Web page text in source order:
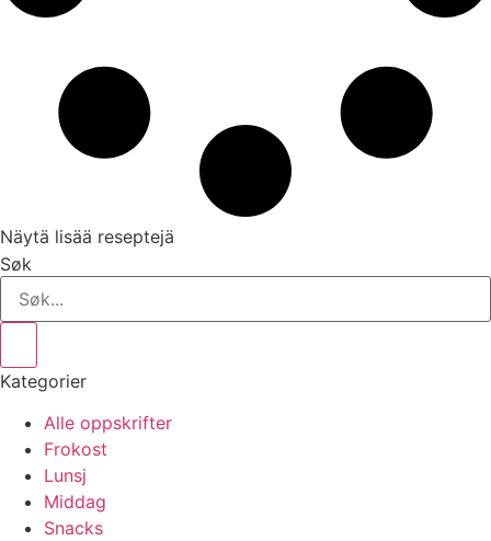
Näytä lisää reseptejä
Søk
Kategorier
Alle oppskrifter
Frokost
Lunsj
Middag
Snacks